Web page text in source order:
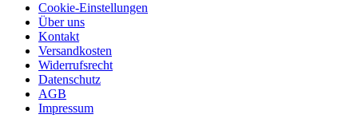
Cookie-Einstellungen
Über uns
Kontakt
Versandkosten
Widerrufsrecht
Datenschutz
AGB
Impressum